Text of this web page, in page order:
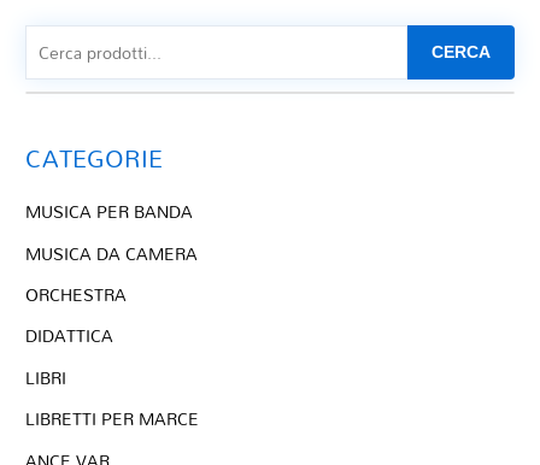
CERCA
CATEGORIE
MUSICA PER BANDA
MUSICA DA CAMERA
ORCHESTRA
DIDATTICA
LIBRI
LIBRETTI PER MARCE